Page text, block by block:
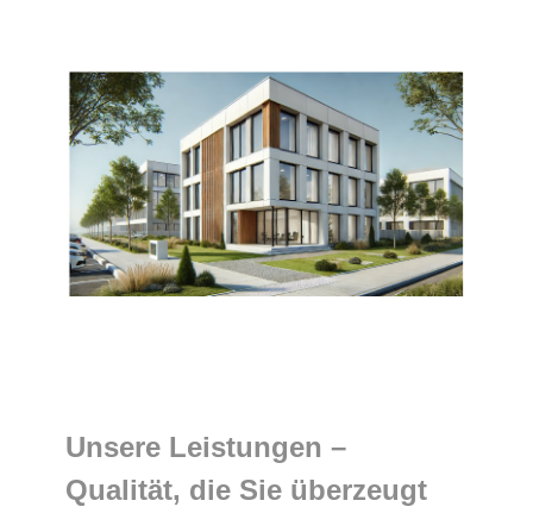
Unsere Leistungen –
Qualität, die Sie überzeugt